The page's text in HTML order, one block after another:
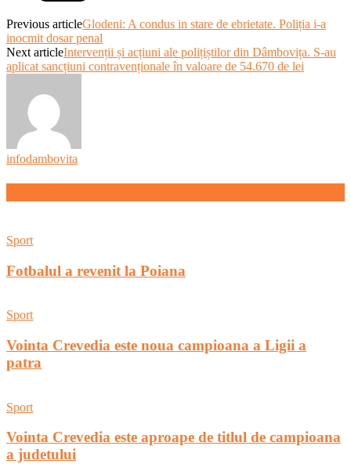
Previous articleGlodeni: A condus in stare de ebrietate. Poliția i-a
inocmit dosar penal
Next articleIntervenții și acțiuni ale polițiștilor din Dâmbovița. S-au
aplicat sancțiuni contravenționale în valoare de 54.670 de lei
infodambovita
Sport
Fotbalul a revenit la Poiana
Sport
Vointa Crevedia este noua campioana a Ligii a
patra
Sport
Vointa Crevedia este aproape de titlul de campioana
a judetului